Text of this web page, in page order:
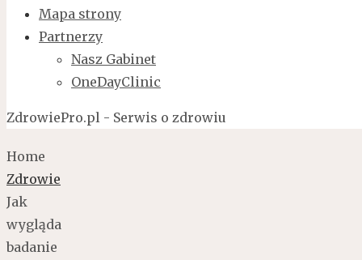
Mapa strony
Partnerzy
Nasz Gabinet
OneDayClinic
ZdrowiePro.pl - Serwis o zdrowiu
Home
Zdrowie
Jak
wygląda
badanie